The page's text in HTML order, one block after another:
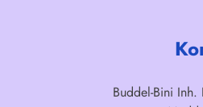
Buddel-Bini Inh.